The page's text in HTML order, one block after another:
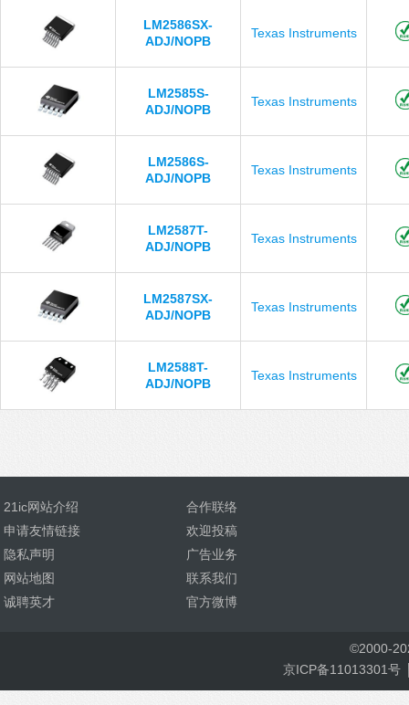
LM2586SX-
ADJ/NOPB
Texas Instruments
LM2585S-
ADJ/NOPB
Texas Instruments
LM2586S-
ADJ/NOPB
Texas Instruments
LM2587T-
ADJ/NOPB
Texas Instruments
LM2587SX-
ADJ/NOPB
Texas Instruments
LM2588T-
ADJ/NOPB
Texas Instruments
21ic网站介绍
合作联络
申请友情链接
欢迎投稿
隐私声明
广告业务
网站地图
联系我们
诚聘英才
官方微博
©2000-
京ICP备11013301号